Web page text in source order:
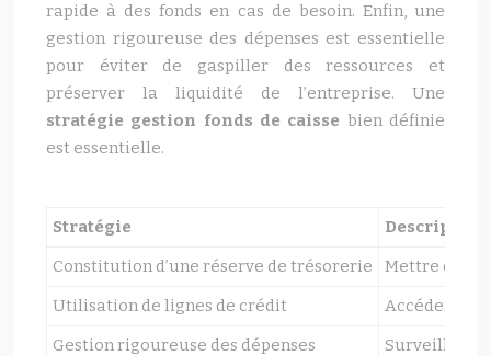
rapide à des fonds en cas de besoin. Enfin, une
gestion rigoureuse des dépenses est essentielle
pour éviter de gaspiller des ressources et
préserver la liquidité de l’entreprise. Une
stratégie gestion fonds de caisse bien définie
est essentielle.
Stratégie
Description
Constitution d’une réserve de trésorerie
Mettre de
Utilisation de lignes de crédit
Accéder
Gestion rigoureuse des dépenses
Surveiller et